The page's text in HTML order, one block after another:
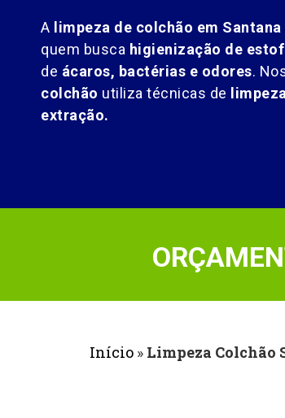
A limpeza de colchão em
quem busca higienização de
de ácaros, bactérias e odores.
colchão utiliza técnicas de
extração.
Início » Limpeza Colchão